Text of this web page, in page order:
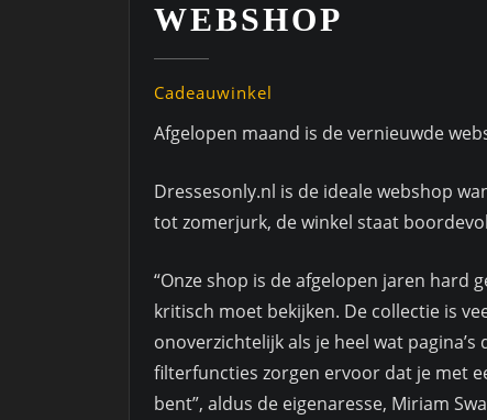
WEBSHOP
Cadeauwinkel
Afgelopen maand is de vernieuwde
Dressesonly.nl is de ideale webshop
tot zomerjurk, de winkel staat
“Onze shop is de afgelopen jaren hard
kritisch moet bekijken. De collectie is
onoverzichtelijk als je heel wat
filterfuncties zorgen ervoor dat je met
bent”, aldus de eigenaresse, Miriam